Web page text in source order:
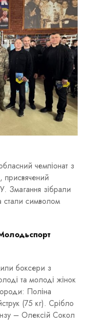
чемпіонат з
присвячений
Змагання зібрали
стали символом
боксери з
та молоді жінок
Поліна
(75 кг). Срібло
– Олексій Сокол